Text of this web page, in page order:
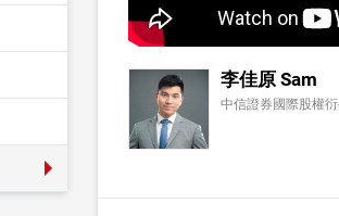
李佳原 Sam
中信證券國際股權